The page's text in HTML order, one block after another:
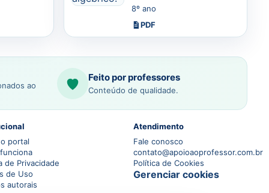
8º ano
PDF
ao
Feito por professores
Conteúdo de qualidade.
portal
de Privacidade
de Uso
autorais
Atendimento
Fale conosco
contato@apoioaoprofessor.com.br
Política de Cookies
Gerenciar cookies